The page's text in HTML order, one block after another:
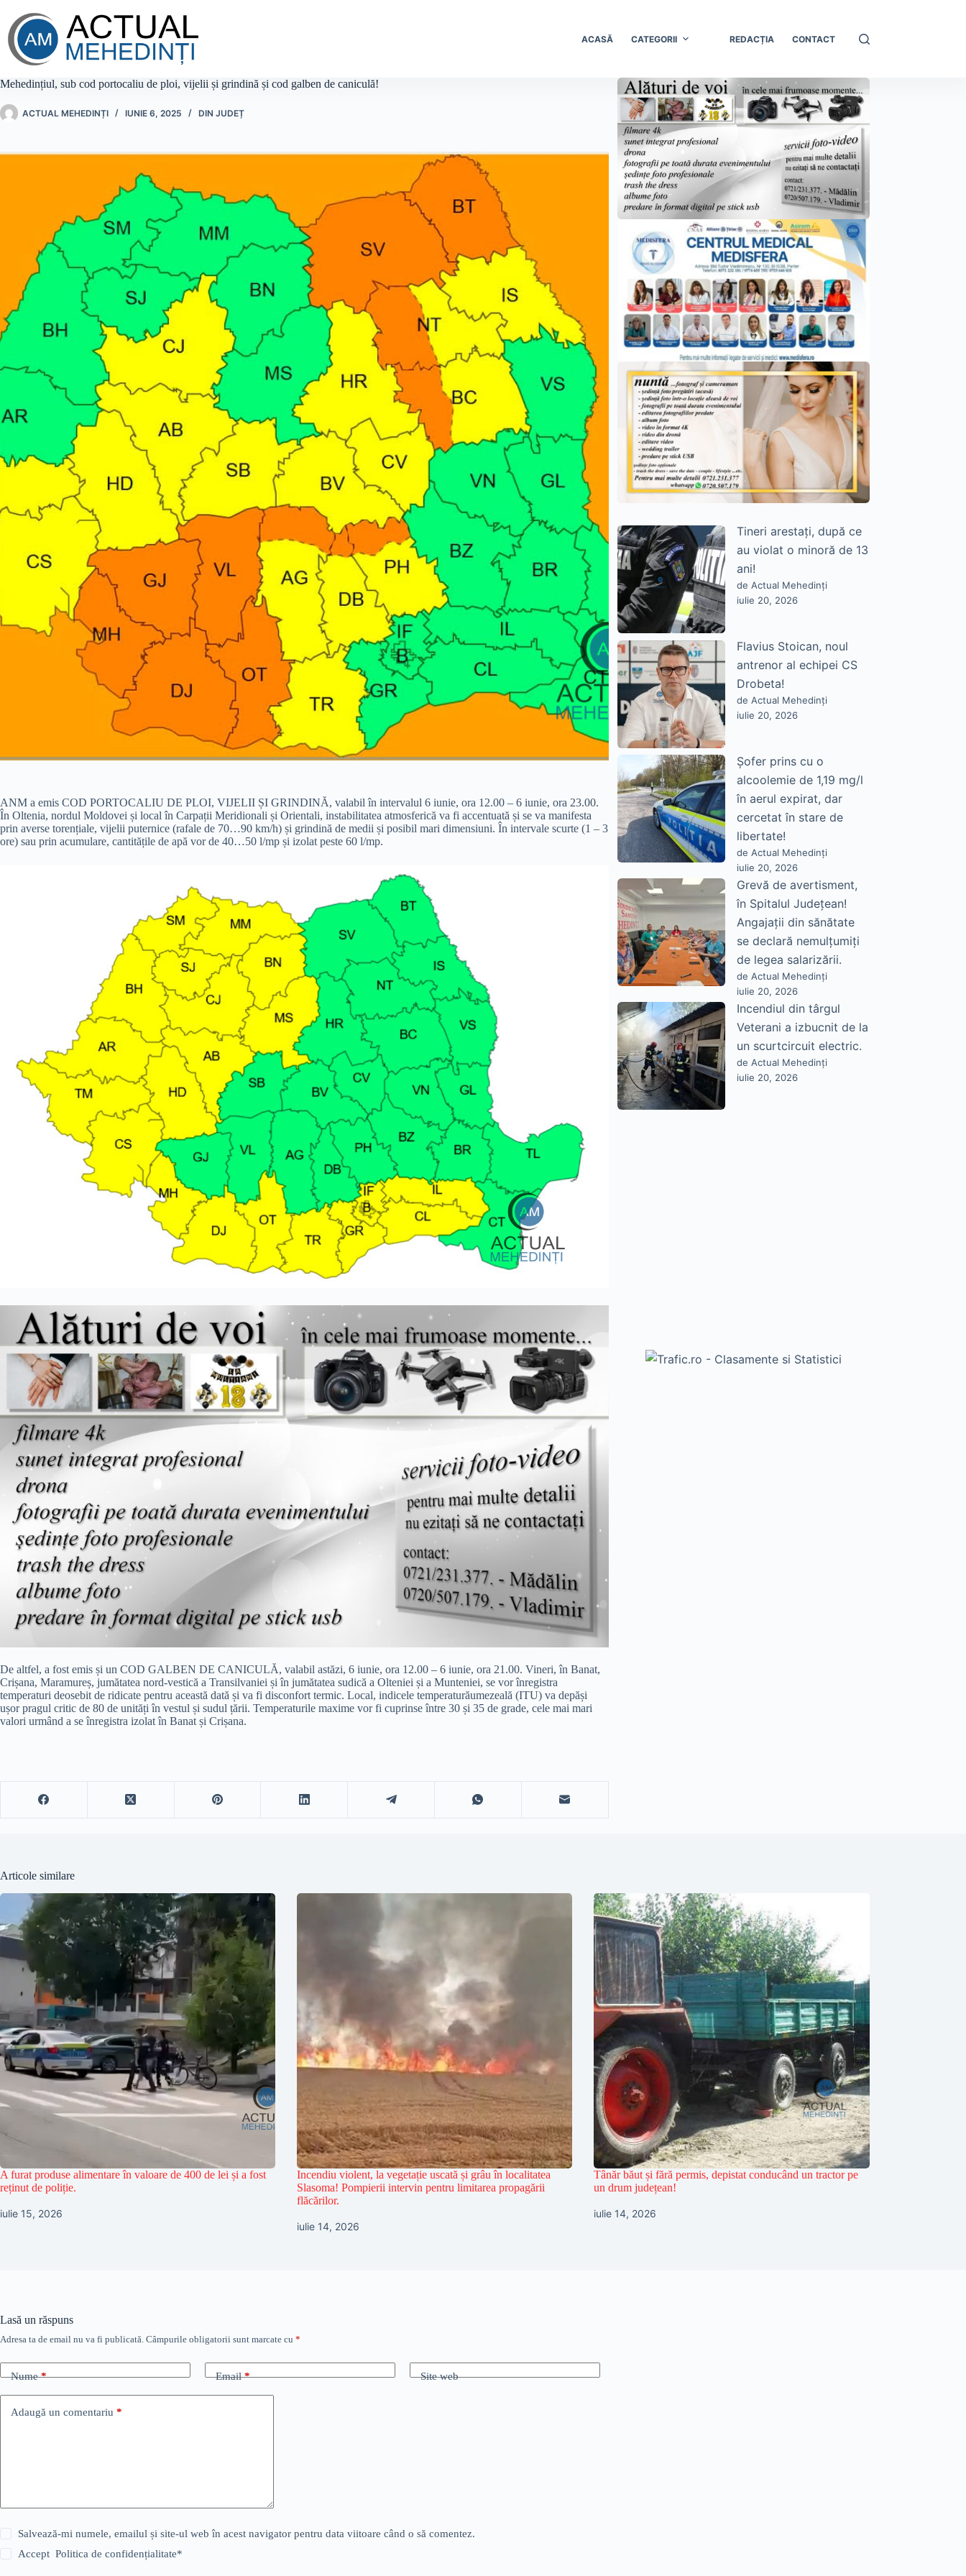
conținut
ACASĂ CATEGORII REDACȚIA CONTACT
Mehedințiul, sub cod portocaliu de ploi, vijelii și grindină și cod galben de caniculă!
ACTUAL MEHEDINȚI IUNIE 6, 2025 DIN JUDEȚ
ANM a emis COD PORTOCALIU DE PLOI, VIJELII ȘI GRINDINĂ, valabil în intervalul 6 iunie, ora 12.00 – 6 iunie, ora 23.00.
În Oltenia, nordul Moldovei și local în Carpații Meridionali și Orientali, instabilitatea atmosferică va fi accentuată și se va manifesta
prin averse torențiale, vijelii puternice (rafale de 70…90 km/h) și grindină de medii și posibil mari dimensiuni. În intervale scurte (1 – 3
ore) sau prin acumulare, cantitățile de apă vor de 40…50 l/mp și izolat peste 60 l/mp.
De altfel, a fost emis și un COD GALBEN DE CANICULĂ, valabil astăzi, 6 iunie, ora 12.00 – 6 iunie, ora 21.00. Vineri, în Banat,
Crișana, Maramureș, jumătatea nord-vestică a Transilvaniei și în jumătatea sudică a Olteniei și a Munteniei, se vor înregistra
temperaturi deosebit de ridicate pentru această dată și va fi disconfort termic. Local, indicele temperaturăumezeală (ITU) va depăși
ușor pragul critic de 80 de unități în vestul și sudul țării. Temperaturile maxime vor fi cuprinse între 30 și 35 de grade, cele mai mari
valori urmând a se înregistra izolat în Banat și Crișana.
Tineri arestați, după ce
au violat o minoră de 13
ani!
de Actual Mehedinți
iulie 20, 2026
Flavius Stoican, noul
antrenor al echipei CS
Drobeta!
de Actual Mehedinți
iulie 20, 2026
Șofer prins cu o
alcoolemie de 1,19 mg/l
în aerul expirat, dar
cercetat în stare de
libertate!
de Actual Mehedinți
iulie 20, 2026
Grevă de avertisment,
în Spitalul Județean!
Angajații din sănătate
se declară nemulțumiți
de legea salarizării.
de Actual Mehedinți
iulie 20, 2026
Incendiul din târgul
Veterani a izbucnit de la
un scurtcircuit electric.
de Actual Mehedinți
iulie 20, 2026
Articole similare
A furat produse alimentare în valoare de 400 de lei și a fost
reținut de poliție.
iulie 15, 2026
Incendiu violent, la vegetație uscată și grâu în localitatea
Slasoma! Pompierii intervin pentru limitarea propagării
flăcărilor.
iulie 14, 2026
Tânăr băut și fără permis, depistat conducând un tractor pe
un drum județean!
iulie 14, 2026
Lasă un răspuns
Adresa ta de email nu va fi publicată. Câmpurile obligatorii sunt marcate cu *
Nume* Email* Site web
Adaugă un comentariu *
Salvează-mi numele, emailul și site-ul web în acest navigator pentru data viitoare când o să comentez.
AcceptPolitica de confidențialitate*